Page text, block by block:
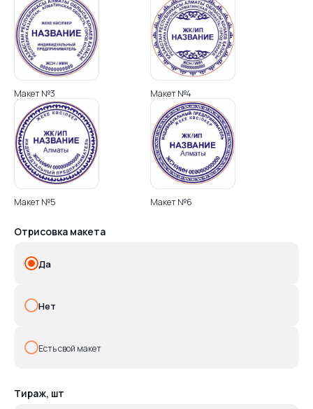
Макет №3 Макет №4
Макет №5 Макет №6
Отрисовка макета
Да
Нет
Есть свой макет
Тираж, шт
уточнения деталей заказа
Что вы получите
после заявки